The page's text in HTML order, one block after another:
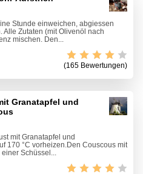
Stunde einweichen, abgiessen
Alle Zutaten (mit Olivenöl nach
mischen. Den...
(165 Bewertungen)
Granatapfel und
mit Granatapfel und
170 °C vorheizen.Den Couscous mit
Schüssel...